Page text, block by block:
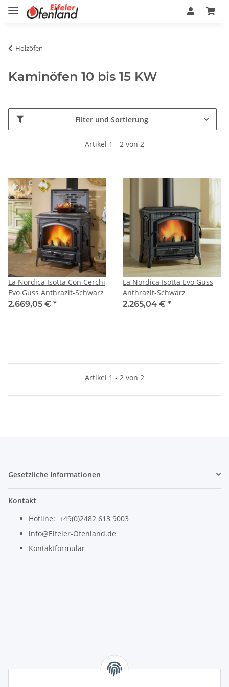
Holzöfen
Kaminöfen 10 bis 15 KW
Filter und Sortierung
Artikel 1 - 2 von 2
La Nordica Isotta Con Cerchi
Evo Guss Anthrazit-Schwarz
2.669,05 € *
La Nordica Isotta Evo Guss
Anthrazit-Schwarz
2.265,04 € *
Artikel 1 - 2 von 2
Gesetzliche Informationen
Kontakt
Hotline: +49(0)2482 613 9003
info@Eifeler-Ofenland.de
Kontaktformular